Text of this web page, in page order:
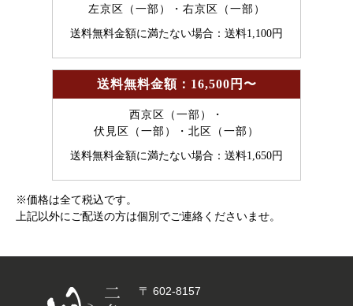
左京区（一部）・右京区（一部）
送料無料金額に満たない場合：送料1,100円
送料無料金額：16,500円〜
西京区（一部）・
伏見区（一部）・北区（一部）
送料無料金額に満たない場合：送料1,650円
※価格は全て税込です。
上記以外にご配送の方は個別でご連絡くださいませ。
〒 602-8157